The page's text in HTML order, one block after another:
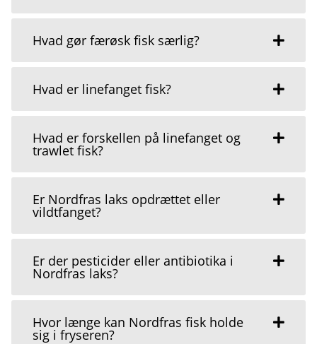
Hvad gør færøsk fisk særlig?
Hvad er linefanget fisk?
Hvad er forskellen på linefanget og
trawlet fisk?
Er Nordfras laks opdrættet eller
vildtfanget?
Er der pesticider eller antibiotika i
Nordfras laks?
Hvor længe kan Nordfras fisk holde
sig i fryseren?